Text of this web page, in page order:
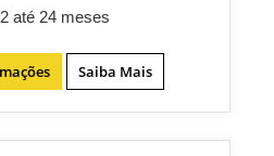
até 24 meses
Saiba Mais